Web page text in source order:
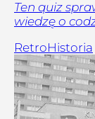
Ten quiz
wiedzę o
RetroHistoria